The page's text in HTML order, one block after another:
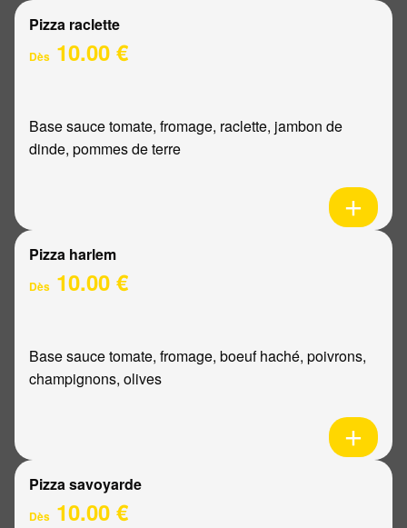
Pizza raclette
Dès 10.00 €
Base sauce tomate, fromage, raclette, jambon de
dinde, pommes de terre
Pizza harlem
Dès 10.00 €
Base sauce tomate, fromage, boeuf haché, poivrons,
champignons, olives
Pizza savoyarde
Dès 10.00 €